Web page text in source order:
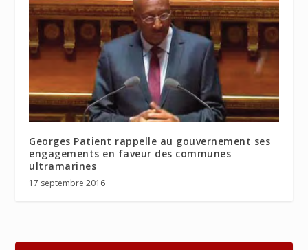
Georges Patient rappelle au gouvernement ses
engagements en faveur des communes
ultramarines
17 septembre 2016